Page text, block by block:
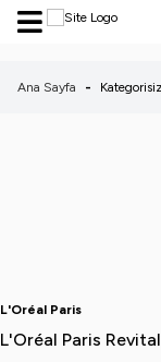
Ana Sayfa -
L'Oréal Paris
L'Oréal Paris